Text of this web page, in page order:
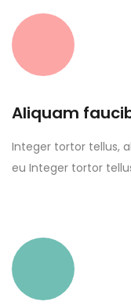
Aliquam
Integer tortor tellus,
eu Integer tortor